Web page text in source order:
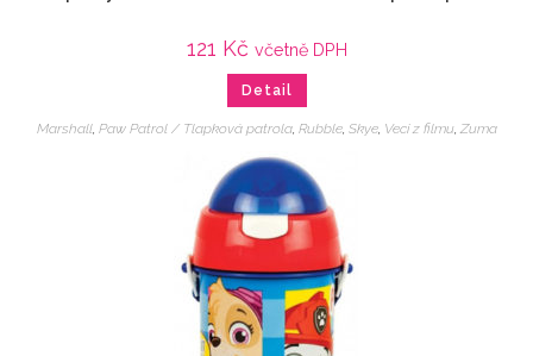
121 Kč včetně DPH
Detail
Marshall, Paw Patrol / Tlapková patrola, Rubble, Skye, Veci z filmu,Zuma